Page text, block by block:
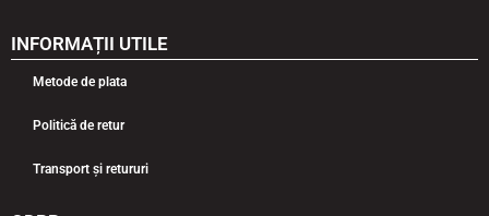
INFORMAȚII UTILE
Metode de plata
Politică de retur
Transport și retururi